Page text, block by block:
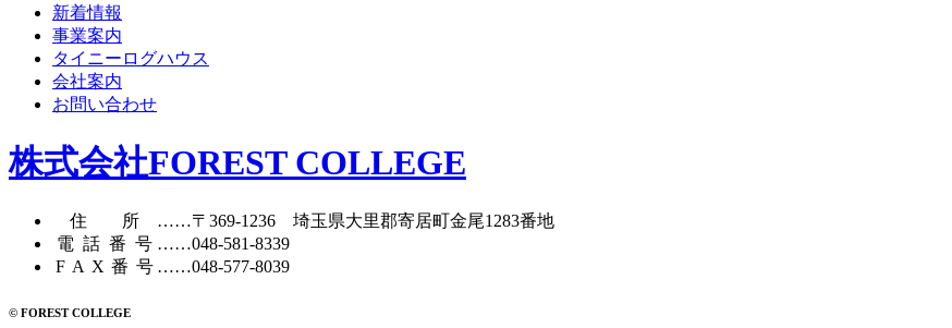
新着情報
事業案内
タイニーログハウス
会社案内
お問い合わせ
株式会社FOREST COLLEGE
住所……〒369-1236 埼玉県大里郡寄居町 金尾1283番地
電話番号……048-581-8339
FAX番号……048-577-8039
© FOREST COLLEGE